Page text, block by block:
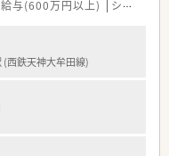
では、福利厚生面が手厚く
年に1回、最大9連休を取得
クライフバランスを後押し
ーツジム優待等が受けられ
あります。
等、どれも業界トップクラ
与(600万円以上) シフト制
西鉄天神大牟田線)